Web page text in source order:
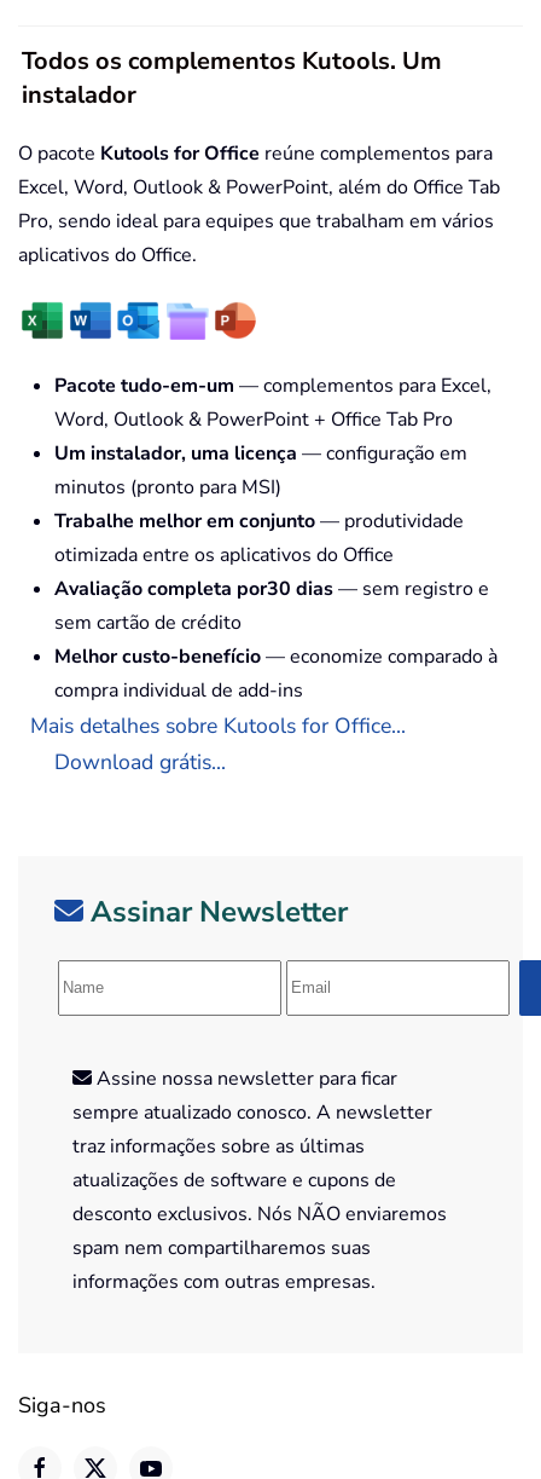
Todos os complementos Kutools. Um
instalador
O pacote Kutools for Office reúne complementos para
Excel, Word, Outlook & PowerPoint, além do Office Tab
Pro, sendo ideal para equipes que trabalham em vários
aplicativos do Office.
Pacote tudo-em-um — complementos para Excel,
Word, Outlook & PowerPoint + Office Tab Pro
Um instalador, uma licença — configuração em
minutos (pronto para MSI)
Trabalhe melhor em conjunto— produtividade
otimizada entre os aplicativos do Office
Avaliação completa por30 dias— sem registro e
sem cartão de crédito
Melhor custo-benefício— economize comparado à
compra individual de add-ins
Mais detalhes sobre Kutools for Office...
Download grátis...
Assinar Newsletter
Assine nossa newsletter para ficar
sempre atualizado conosco. A newsletter
traz informações sobre as últimas
atualizações de software e cupons de
desconto exclusivos. Nós NÃO enviaremos
spam nem compartilharemos suas
informações com outras empresas.
Siga-nos